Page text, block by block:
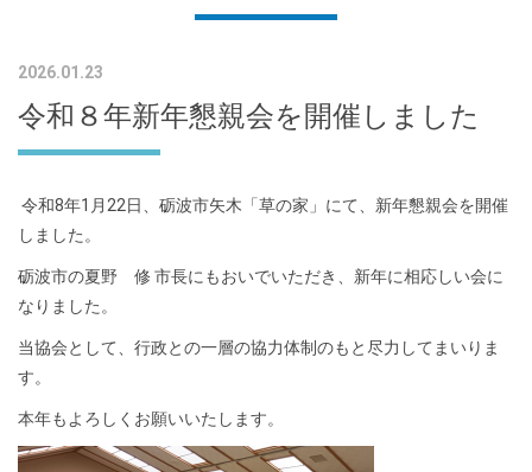
2026.01.23
令和８年新年懇親会を開催しました
令和8年1月22日、砺波市矢木「草の家」にて、新年懇親会を開催
しました。
砺波市の夏野 修 市長にもおいでいただき、新年に相応しい会に
なりました。
当協会として、行政との一層の協力体制のもと尽力してまいりま
す。
本年もよろしくお願いいたします。